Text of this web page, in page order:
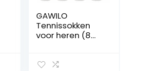
GAWILO
Tennissokken
voor heren (8
badstof zool,